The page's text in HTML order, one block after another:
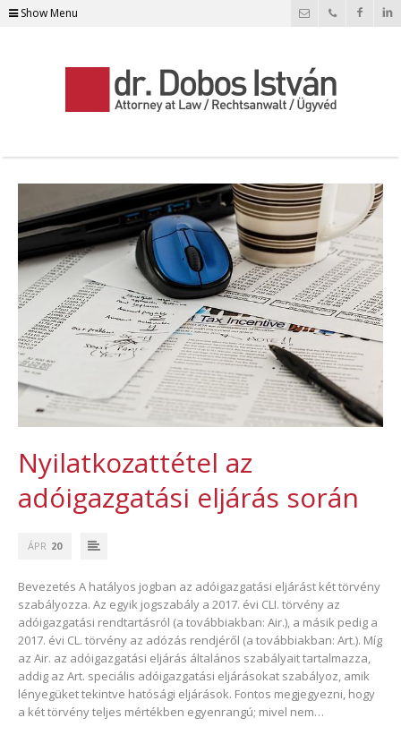
Show Menu
Nyilatkozattétel az
adóigazgatási eljárás során
ÁPR 20
Bevezetés A hatályos jogban az adóigazgatási eljárást két törvény
szabályozza. Az egyik jogszabály a 2017. évi CLI. törvény az
adóigazgatási rendtartásról (a továbbiakban: Air.), a másik pedig a
2017. évi CL. törvény az adózás rendjéről (a továbbiakban: Art.). Míg
az Air. az adóigazgatási eljárás általános szabályait tartalmazza,
addig az Art. speciális adóigazgatási eljárásokat szabályoz, amik
lényegüket tekintve hatósági eljárások. Fontos megjegyezni, hogy
a két törvény teljes mértékben egyenrangú; mivel nem…